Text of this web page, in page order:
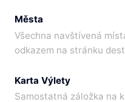
Města
Všechna navštívená
odkazem na stránku
Karta Výlety
Samostatná záložka na